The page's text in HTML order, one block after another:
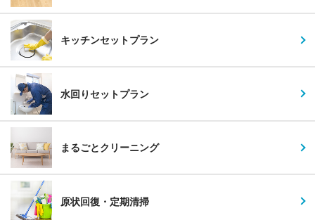
キッチンセットプラン
水回りセットプラン
まるごとクリーニング
原状回復・定期清掃